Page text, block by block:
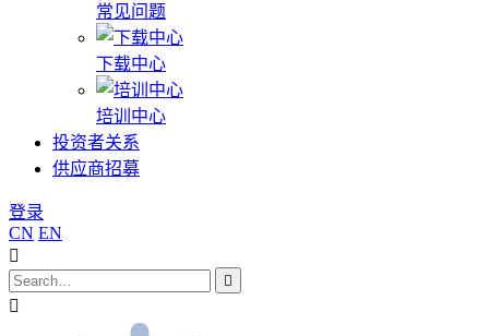
常见问题
下载中心
培训中心
投资者关系
供应商招募
登录
CN EN